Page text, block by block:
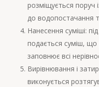
розміщується поруч
до водопостачання
Нанесення суміші:
подається суміш, що
заповнює всі
Вирівнювання і
виконується